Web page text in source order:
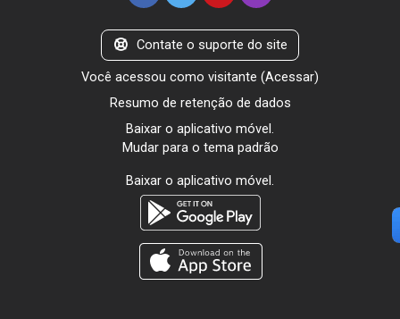
Contate o suporte do site
Você acessou como visitante (Acessar)
Resumo de retenção de dados
Baixar o aplicativo móvel.
Mudar para o tema padrão
Baixar o aplicativo móvel.